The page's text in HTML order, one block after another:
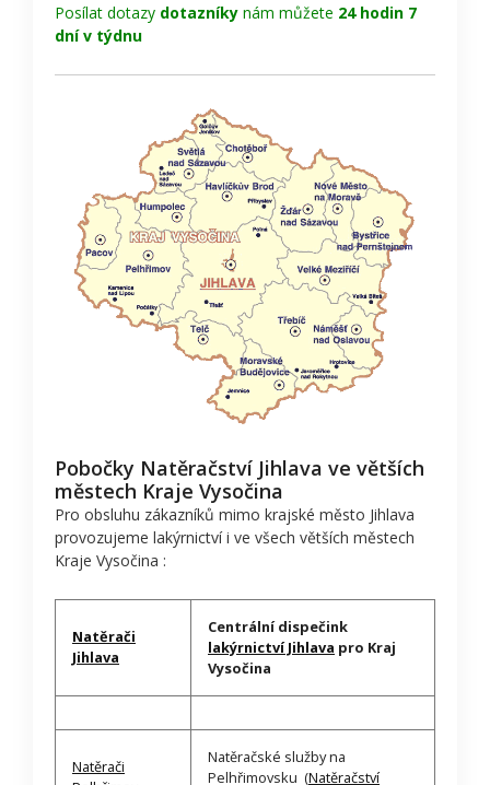
Posílat dotazy dotazníky nám můžete 24 hodin 7
dní v týdnu
Pobočky Natěračství Jihlava ve větších
městech Kraje Vysočina
Pro obsluhu zákazníků mimo krajské město Jihlava
provozujeme lakýrnictví i ve všech větších městech
Kraje Vysočina :
Natěrači
Jihlava
Centrální dispečink
lakýrnictví Jihlava pro Kraj
Vysočina
Natěrači
Natěračské služby na
Pelhřimovsku (Natěračství